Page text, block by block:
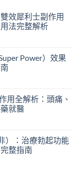
效犀利士副作用
法完整解析
Power）效果
用全解析：頭痛、
就醫
）：治療勃起功能
整指南